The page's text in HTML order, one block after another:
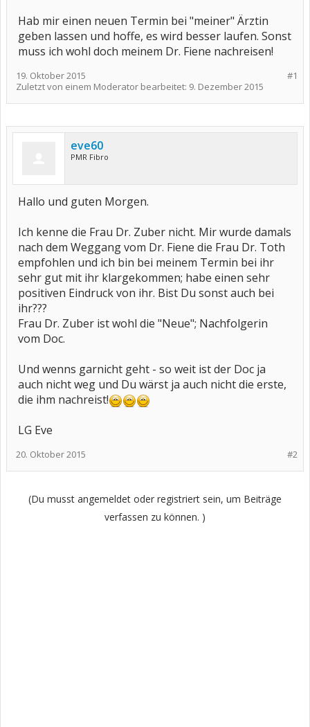
Hab mir einen neuen Termin bei "meiner" Ärztin
geben lassen und hoffe, es wird besser laufen. Sonst
muss ich wohl doch meinem Dr. Fiene nachreisen!
#1
19. Oktober 2015
Zuletzt von einem Moderator bearbeitet: 9. Dezember 2015
eve60
PMR Fibro
Hallo und guten Morgen.
Ich kenne die Frau Dr. Zuber nicht. Mir wurde damals
nach dem Weggang vom Dr. Fiene die Frau Dr. Toth
empfohlen und ich bin bei meinem Termin bei ihr
sehr gut mit ihr klargekommen; habe einen sehr
positiven Eindruck von ihr. Bist Du sonst auch bei
ihr???
Frau Dr. Zuber ist wohl die "Neue"; Nachfolgerin
vom Doc.
Und wenns garnicht geht - so weit ist der Doc ja
auch nicht weg und Du wärst ja auch nicht die erste,
die ihm nachreist!
LG Eve
#2
20. Oktober 2015
(Du musst angemeldet oder registriert sein, um Beiträge
verfassen zu können. )